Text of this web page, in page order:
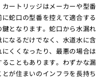
ートリッジはメーカーや型番
蛇口の型番を控えて適合する
となります。蛇口から水漏れ
なるだけでなく、水道水に含
くくなったり、最悪の場合は
こともあります。わずかな漏
が住まいのインフラを長持ち